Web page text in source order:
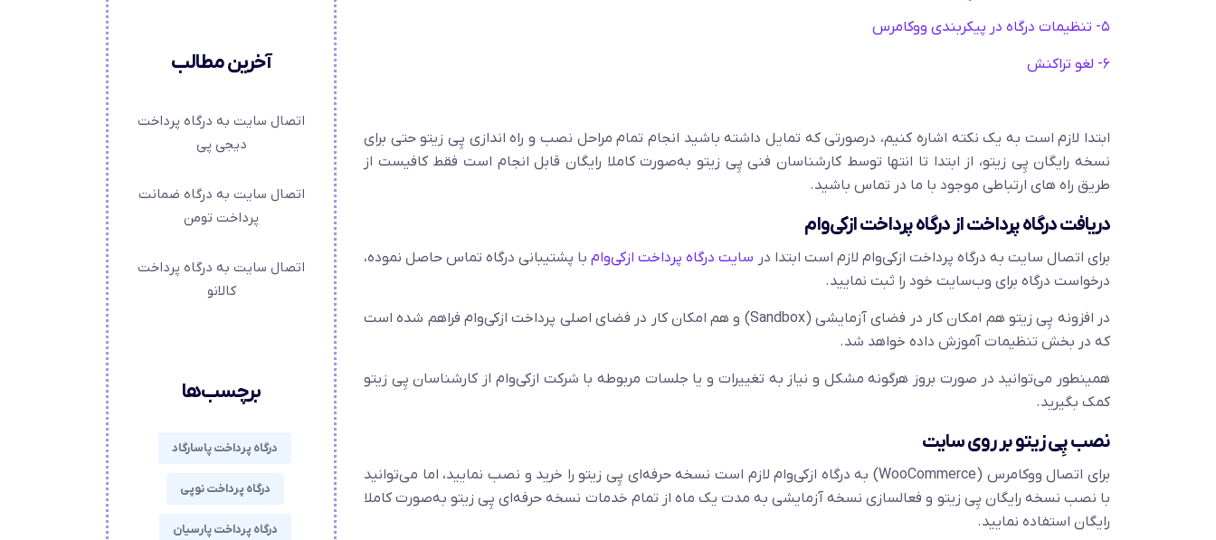
۵- تنظیمات درگاه در پیکربندی ووکامرس
۶- لغو تراکنش
ابتدا لازم است به یک نکته اشاره کنیم، درصورتی که تمایل داشته باشید انجام تمام مراحل نصب و راه اندازی پِی زیتو حتی برای
نسخه رایگان پِی زیتو، از ابتدا تا انتها توسط کارشناسان فنی پِی زیتو به‌صورت کاملا رایگان قابل انجام است فقط کافیست از
طریق راه های ارتباطی موجود با ما در تماس باشید.
دریافت درگاه پرداخت از درگاه پرداخت ازکی‌وام
برای اتصال سایت به درگاه پرداخت ازکی‌وام لازم است ابتدا در سایت درگاه پرداخت ازکی‌وامبا پشتیبانی درگاه تماس حاصل نموده،
درخواست درگاه برای وب‌سایت خود را ثبت نمایید.
در افزونه پِی زیتو هم امکان کار در فضای آزمایشی (Sandbox) و هم امکان کار در فضای اصلی پرداخت ازکی‌وام فراهم شده است
که در بخش تنظیمات آموزش داده خواهد شد.
همینطور می‌توانید در صورت بروز هرگونه مشکل و نیاز به تغییرات و یا جلسات مربوطه با شرکت ازکی‌وام از کارشناسان پِی زیتو
کمک بگیرید.
نصب پِی زیتو بر روی سایت
برای اتصال ووکامرس (WooCommerce) به درگاه ازکی‌وام لازم است نسخه حرفه‌ای پِی زیتو را خرید و نصب نمایید، اما می‌توانید
با نصب نسخه رایگان پِی زیتو و فعالسازی نسخه آزمایشی به مدت یک ماه از تمام خدمات نسخه حرفه‌ای پِی زیتو به‌صورت کاملا
رایگان استفاده نمایید.
آخرین مطالب
اتصال سایت به درگاه پرداخت
دیجی پی
اتصال سایت به درگاه ضمانت
پرداخت تومن
اتصال سایت به درگاه پرداخت
کالانو
برچسب‌ها
درگاه پرداخت پاسارگاد
درگاه پرداخت نوپی
درگاه پرداخت پارسیان